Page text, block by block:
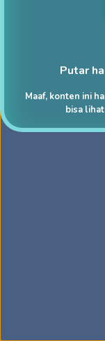
Putar
Maaf, konten ini
bisa